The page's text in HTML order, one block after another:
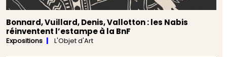
Bonnard, Vuillard, Denis, Vallotton : les Nabis
réinventent l’estampe à la BnF
Expositions L'Objet d'Art